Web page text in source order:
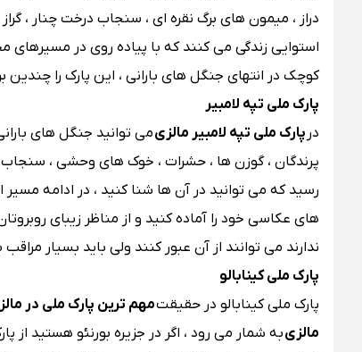
دراز ، میمون های برگ نقره ای ، سنجاب درخت چنار ،
استوایی زندگی می کنند که با پیاده روی در
کوچک در انتهای جنگل های بارانی ، این پارک را چندین
پارک ملی تپه لامبیر
در پارک ملی تپه لامبیر مالزی
پرندگان ، گوزن ها ، حشرات ، خوک های وحشی ، سنجاب
رسید که می توانید در آن ها شنا کنید ، در ادامه
های عکاسی خود را آماده کنید و از مناظر زیبای
ندارند می توانند از آن عبور کنند ولی باید بسیار
پارک ملی کینابالو
پارک ملی کینابالو در حقیقتمهم ترین پارک ملی در
مالزی